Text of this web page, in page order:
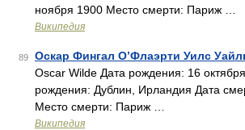
ноября 1900 Место смерти: Париж …
Википедия
89 Оскар Фингал О’Флаэрти Уилс
Oscar Wilde Дата рождения: 16
рождения: Дублин, Ирландия Дата
Место смерти: Париж …
Википедия